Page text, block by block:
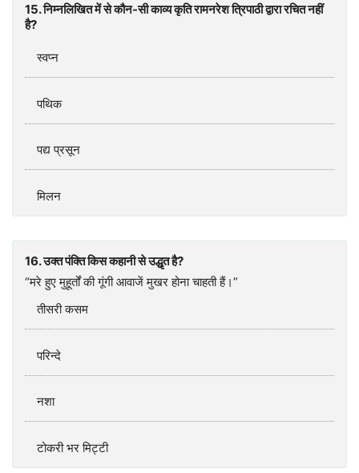
15. निम्नलिखित में से कौन-सी काव्य कृति रामनरेश त्रिपाठी द्वारा रचित नहीं
है?
स्वप्न
पथिक
पद्य प्रसून
मिलन
16. उक्त पंक्ति किस कहानी से उद्धृत है?
“मरे हुए मुहूर्तों की गूंगी आवाजें मुखर होना चाहती हैं।”
तीसरी कसम
परिन्दे
नशा
टोकरी भर मिट्टी